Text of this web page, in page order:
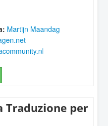
Martijn Maandag
Traduzione per